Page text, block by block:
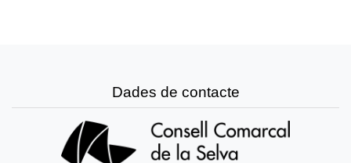
Dades de contacte